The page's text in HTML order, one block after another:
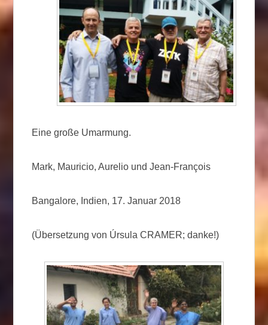
Eine große Umarmung.
Mark, Mauricio, Aurelio und Jean-François
Bangalore, Indien, 17. Januar 2018
(Übersetzung von Úrsula CRAMER; danke!)